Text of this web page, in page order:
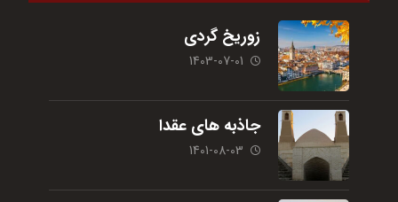
زوریخ گردی
1403-07-01
جاذبه های عقدا
1401-08-03